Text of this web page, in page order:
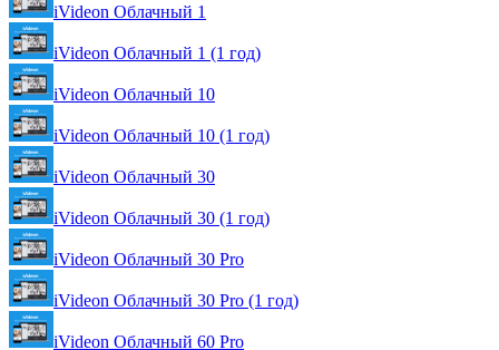
iVideon Облачный 1
iVideon Облачный 1 (1 год)
iVideon Облачный 10
iVideon Облачный 10 (1 год)
iVideon Облачный 30
iVideon Облачный 30 (1 год)
iVideon Облачный 30 Pro
iVideon Облачный 30 Pro (1 год)
iVideon Облачный 60 Pro